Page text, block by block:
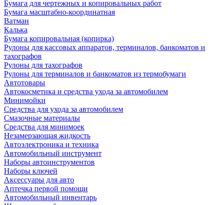
Бумага для чертежных и копировальных работ
Бумага масштабно-координатная
Ватман
Калька
Бумага копировальная (копирка)
Рулоны для кассовых аппаратов, терминалов, банкоматов и
тахографов
Рулоны для тахографов
Рулоны для терминалов и банкоматов из термобумаги
Автотовары
Автокосметика и средства ухода за автомобилем
Минимойки
Средства для ухода за автомобилем
Смазочные материалы
Средства для минимоек
Незамерзающая жидкость
Автоэлектроника и техника
Автомобильный инструмент
Наборы автоинструментов
Наборы ключей
Аксессуары для авто
Аптечка первой помощи
Автомобильный инвентарь